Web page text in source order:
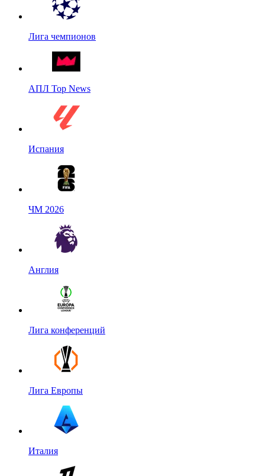
Лига чемпионов
АПЛ Top News
Испания
ЧМ 2026
Англия
Лига конференций
Лига Европы
Италия